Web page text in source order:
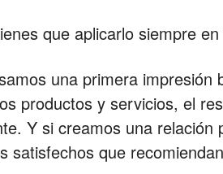
que aplicarlo siempre
una primera impresión
productos y servicios, el
Y si creamos una
satisfechos que